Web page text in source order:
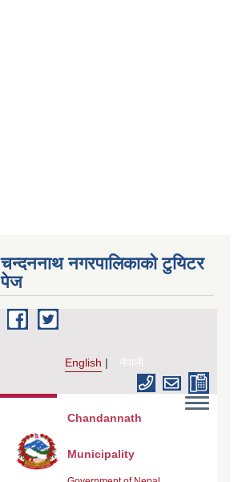
चन्दननाथ नगरपालिकाको टुयिटर
पेज